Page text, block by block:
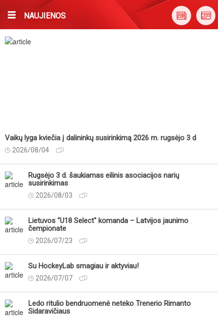
NAUJIENOS
Vaikų lyga kviečia į dalininkų susirinkimą 2026 m. rugsėjo 3 d
2026/08/04
Rugsėjo 3 d. šaukiamas eilinis asociacijos narių
susirinkimas
2026/08/03
Lietuvos "U18 Select" komanda – Latvijos jaunimo
čempionate
2026/07/23
Su HockeyLab smagiau ir aktyviau!
2026/07/07
Ledo ritulio bendruomenė neteko Trenerio Rimanto
Sidaravičiaus